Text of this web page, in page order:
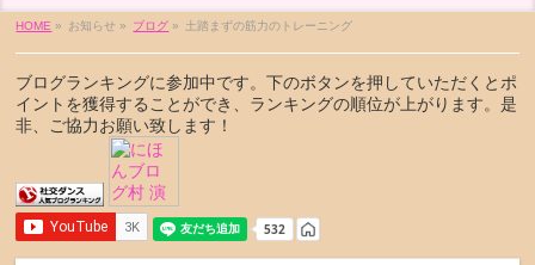
HOME » お知らせ » ブログ » 土踏まずの筋力のトレーニング
ブログランキングに参加中です。下のボタンを押していただくとポ
イントを獲得することができ、ランキングの順位が上がります。是
非、ご協力お願い致します！